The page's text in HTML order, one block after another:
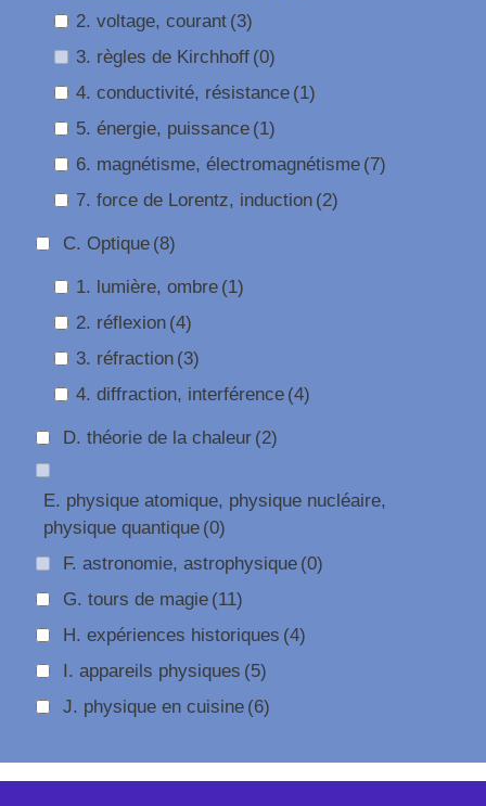
2. voltage, courant (3)
3. règles de Kirchhoff (0)
4. conductivité, résistance (1)
5. énergie, puissance (1)
6. magnétisme, électromagnétisme (7)
7. force de Lorentz, induction (2)
C. Optique (8)
1. lumière, ombre (1)
2. réflexion (4)
3. réfraction (3)
4. diffraction, interférence (4)
D. théorie de la chaleur (2)
E. physique atomique, physique nucléaire,
physique quantique (0)
F. astronomie, astrophysique (0)
G. tours de magie (11)
H. expériences historiques (4)
I. appareils physiques (5)
J. physique en cuisine (6)